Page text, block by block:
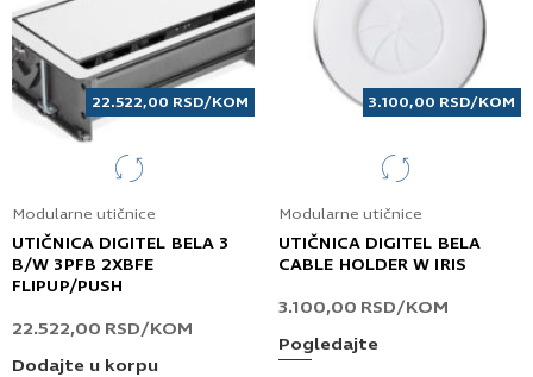
22.522,00 RSD/KOM
Modularne utičnice
UTIČNICA DIGITEL BELA 3
B/W 3PFB 2XBFE
FLIPUP/PUSH
22.522,00 RSD/KOM
Dodajte u korpu
3.100,00 RSD/KOM
Modularne utičnice
UTIČNICA DIGITEL BELA
CABLE HOLDER W IRIS
3.100,00 RSD/KOM
Pogledajte